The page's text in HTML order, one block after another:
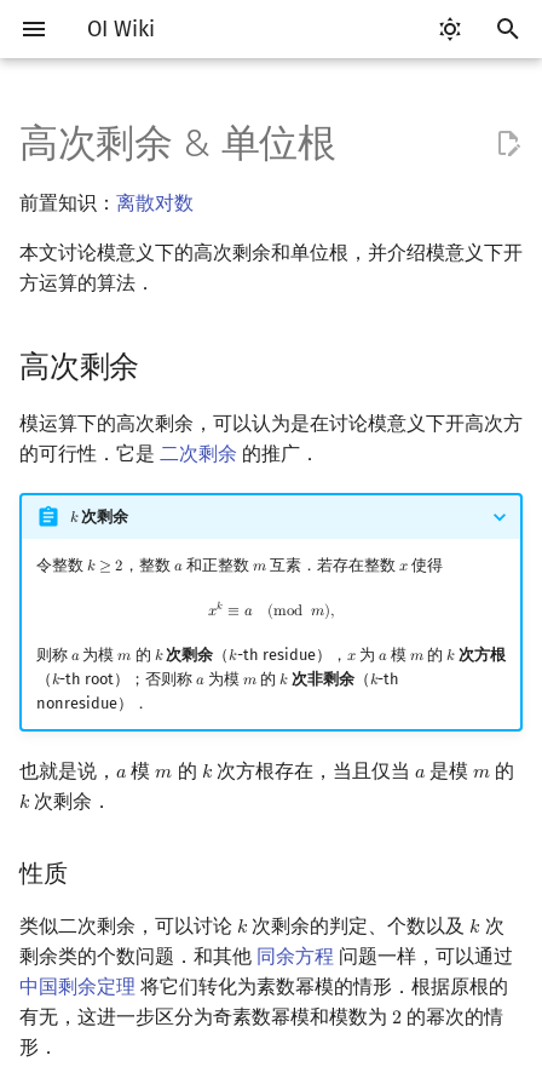
OI Wiki
在
初
始
化
搜
引
擎
Getting Started
如何参与
数学符号表
F.A.Q.
镜像站列表
比赛相关简介 OI 赛事与赛制
题型
题型概述
技巧
读入、输出优化
出题
工具软件简介 Vim
Dev-C++
Xcode
CP Editor
Code::Blocks
评测工具
评测工具简介
编译器
WSL (Windows 10)
Special Judge
Testlib 简介
Polygon
OJ 工具
LaTeX 入门
Git
语言基础简介 Hello, World!
文件操作
C++ 标准库
C++ 标准库简介
类
Lambda 表达式
Pascal 转 C++ 急救
Python 速成
Java 速成
算法基础简介 复杂度简介
枚举
贪心
排序
排序简介
归并排序
希尔排序
排序相关 STL
排序应用
前缀和 & 差分
倍增
构造
搜索部分简介
BFS（搜索）
A*
迭代加深搜索
IDA*
Dancing Links
Alpha–Beta 剪枝
优化
动态规划部分简介
记忆化搜索
DAG 上的 DP
树形 DP
状压 DP
插头 DP
计数 DP
动态 DP
概率 DP
DP 套 DP
DP 优化
DP 优化简介
其它 DP 方法
字符串部分简介
标准库
字典树 (Trie)
前缀函数与 KMP 算法
Boyer–Moore 算法
AC 自动机
后缀数组 (SA)
后缀数组简介
后缀自动机 (SAM)
后缀平衡树
广义后缀自动机
后缀树
Manacher
数字系统简介
平衡三进制
高次剩余
单位根
朴素算法
改良 Tonelli–Shanks 算法
过程
一般情形的处理
参考资料与注释
多项式与生成函数简介
快速傅里叶变换
Chirp Z 变换
多项式牛顿迭代
多项式多点求值|快速插值
常系数齐次线性递推
多项式平移|连续点值平移
符号化方法
Lagrange 反演
形式幂级数复合|复合逆
普通生成函数
指数生成函数
排列组合
容斥原理
卡特兰数
斯特林数
贝尔数
Entringer Number
Eulerian Number
分拆数
范德蒙德卷积
Pólya 计数
图论计数
线性代数简介
内积和外积
行列式
线性空间
线性基
特征多项式
对角化
Jordan标准型
线性规划基础
基本概念
环论
基本概念
随机变量
博弈论简介
零和游戏
插值
高斯消元
数据结构部分简介
队列
并查集
并查集
堆简介
块状数据结构
分块思想
单调队列
ST 表
树状数组
线段树
线段树基础
值
Kinetic Tournament Tree
划分树
二叉搜索树 & 平衡树
二叉搜索树 & 平衡树
AVL 树
AA 树
跳表
可持久化数据结构简介
线段树套线段树
Link Cut Tree
图论部分简介
图的存储
树上问题
树基础
虚树
AHU 算法
有向无环图
拓扑排序
最短路
生成树问题
最小生成树
斯坦纳树
拆点
连通性相关
强连通分量
环计数问题
最小环
2-SAT
网络流简介
图匹配
计算几何部分简介
三维计算几何基础
三角剖分
凸包
扫描线
半平面交
平面最近点对
随机增量法
反演变换
计算几何杂项
杂项简介
双指针
离线算法简介
随机化
随机函数
悬线法
有限状态自动机
字节顺序
约瑟夫问题
表达式求值
在一台机器上规划任务
主元素问题
Garsia–Wachs 算法
15-puzzle
RMQ
括号序列
高次剩余 & 单位根
前置知识： 离散对数
本文讨论模意义下的高次剩余和单位根，并介绍模意义下开
方运算的算法．
高次剩余
模运算下的高次剩余，可以认为是在讨论模意义下开高次方
的可行性．它是 二次剩余 的推广．
𝑘
k次剩余
令整数 𝑘 ≥ 2
k≥2 ，整数 𝑎
a和正整数 𝑚
m互素．若存在整数 𝑥
x 使得
𝑥𝑘 ≡ 𝑎 (mod 𝑚),
xk ≡a modm ),
则称 𝑎
a为模𝑚
m 的 𝑘
k次剩余 （𝑘
k-th residue）， 𝑥
x 为𝑎
a模 𝑚
m 的 𝑘
k次方根
（𝑘
k-th root）；否则称𝑎
a为模 𝑚
m 的 𝑘
k次非剩余（𝑘
k-th
nonresidue）．
也就是说， 𝑎
a 模𝑚
m 的 𝑘
k次方根存在，当且仅当 𝑎
a 是模𝑚
m 的
𝑘
k 次剩余．
性质
类似二次剩余，可以讨论 𝑘
k 次剩余的判定、个数以及 𝑘
k 次
剩余类的个数问题．和其他 同余方程 问题一样，可以通过
中国剩余定理 将它们转化为素数幂模的情形．根据原根的
有无，这进一步区分为奇素数幂模和模数为 2
2 的幂次的情
形．